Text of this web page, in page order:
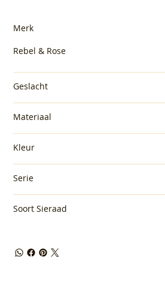
Merk
Rebel & Rose
Geslacht
Materiaal
Kleur
Serie
Soort Sieraad